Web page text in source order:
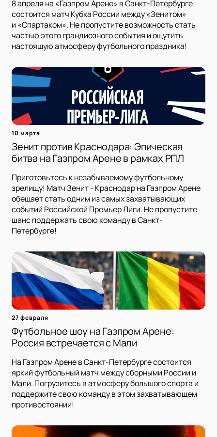
8 апреля на «Газпром Арене» в Санкт-Петербурге
состоится матч Кубка России между «Зенитом»
и «Спартаком». Не пропустите возможность стать
частью этого грандиозного события и ощутить
настоящую атмосферу футбольного праздника!
10 марта
Зенит против Краснодара: Эпическая
битва на Газпром Арене в рамках РПЛ
Приготовьтесь к незабываемому футбольному
зрелищу! Матч Зенит - Краснодар на Газпром Арене
обещает стать одним из самых захватывающих
событий Российской Премьер Лиги. Не пропустите
шанс поддержать свою команду в Санкт-
Петербурге!
27 февраля
Футбольное шоу на Газпром Арене:
Россия встречается с Мали
На Газпром Арене в Санкт-Петербурге состоится
яркий футбольный матч между сборными России и
Мали. Погрузитесь в атмосферу большого спорта и
поддержите свою команду в этом захватывающем
противостоянии!